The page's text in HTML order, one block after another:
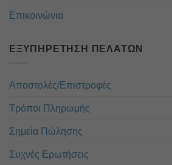
Επικοινώνια
ΕΞΥΠΗΡΈΤΗΣΗ ΠΕΛΑΤΏΝ
Αποστολές/Επιστροφές
Τρόποι Πληρωμής
Σημεία Πώλησης
Συχνές Ερωτήσεις